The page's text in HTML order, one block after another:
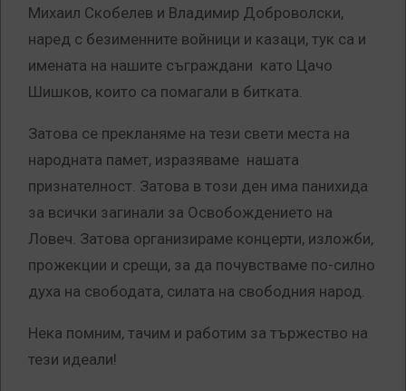
Михаил Скобелев и Владимир Доброволски,
наред с безименните войници и казаци, тук са и
имената на нашите съграждани като Цачо
Шишков, които са помагали в битката.
Затова се прекланяме на тези свети места на
народната памет, изразяваме нашата
признателност. Затова в този ден има панихида
за всички загинали за Освобождението на
Ловеч. Затова организираме концерти, изложби,
прожекции и срещи, за да почувстваме по-силно
духа на свободата, силата на свободния народ.
Нека помним, тачим и работим за тържество на
тези идеали!